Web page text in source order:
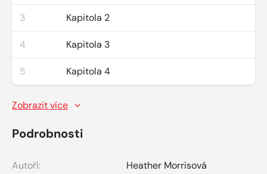
3 Kapitola 2
4 Kapitola 3
5 Kapitola 4
Zobrazit více
Podrobnosti
Autoři:
Heather Morrisová